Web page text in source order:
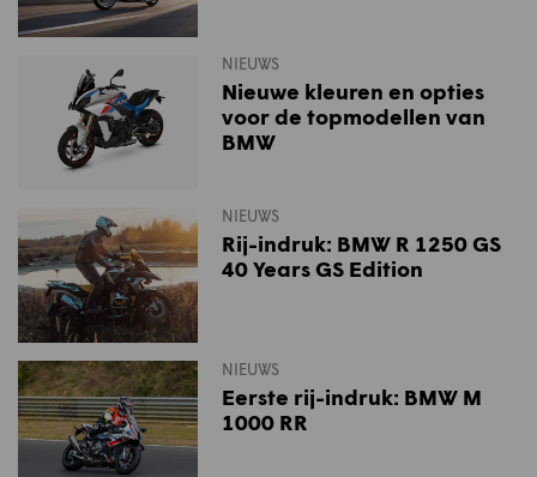
NIEUWS
Nieuwe kleuren en opties
voor de topmodellen van
BMW
NIEUWS
Rij-indruk: BMW R 1250 GS
40 Years GS Edition
NIEUWS
Eerste rij-indruk: BMW M
1000 RR